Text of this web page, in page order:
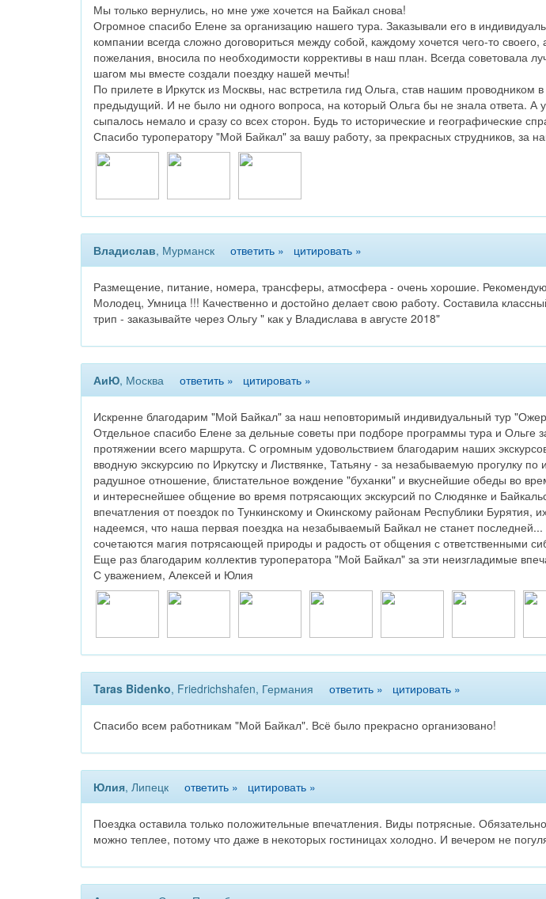
Мы только вернулись, но мне уже хочется на Байкал снова!
Огромное спасибо Елене за организацию нашего тура. Заказывали его в
компании всегда сложно договориться между собой, каждому хочется чего-то
пожелания, вносила по необходимости коррективы в наш план. Всегда советовала
шагом мы вместе создали поездку нашей мечты!
По прилете в Иркутск из Москвы, нас встретила гид Ольга, став нашим
предыдущий. И не было ни одного вопроса, на который Ольга бы не знала ответа.
сыпалось немало и сразу со всех сторон. Будь то исторические и географические
Спасибо туроператору "Мой Байкал" за вашу работу, за прекрасных струдников, за
Владислав, Мурманск ответить » цитировать »
Размещение, питание, номера, трансферы, атмосфера - очень хорошие.
Молодец, Умница !!! Качественно и достойно делает свою работу. Составила
трип - заказывайте через Ольгу " как у Владислава в августе 2018"
АиЮ, Москва ответить » цитировать »
Искренне благодарим "Мой Байкал" за наш неповторимый индивидуальный тур
Отдельное спасибо Елене за дельные советы при подборе программы тура и
протяжении всего маршрута. С огромным удовольствием благодарим наших
вводную экскурсию по Иркутску и Листвянке, Татьяну - за незабываемую прогулку
радушное отношение, блистательное вождение "буханки" и вкуснейшие обеды во
и интереснейшее общение во время потрясающих экскурсий по Слюдянке и
впечатления от поездок по Тункинскому и Окинскому районам Республики
надеемся, что наша первая поездка на незабываемый Байкал не станет последней...
сочетаются магия потрясающей природы и радость от общения с ответственными
Еще раз благодарим коллектив туроператора "Мой Байкал" за эти неизгладимые
С уважением, Алексей и Юлия
Taras Bidenko, Friedrichshafen, Германия ответить » цитировать »
Спасибо всем работникам "Мой Байкал". Всё было прекрасно организовано!
Юлия, Липецк ответить » цитировать »
Поездка оставила только положительные впечатления. Виды потрясные.
можно теплее, потому что даже в некоторых гостиницах холодно. И вечером не